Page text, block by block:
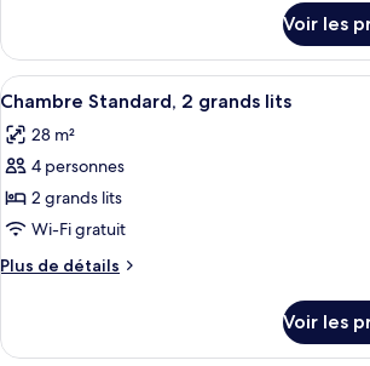
Suite
Junior,
1
très
grand
lit
le
type
de
Suite
Junior,
très
grand
Voir les
Afficher
toutes
les
photos
pour
ce
type
de
Chambre
Une petite
3
Chambre Standard, 2 grands lits
28 m²
4 personnes
2 grands lits
Wi-Fi gratuit
Plus de détails
Plus
le
Voir les